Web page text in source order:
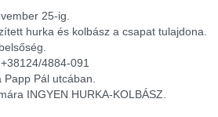
25-ig.
hurka és kolbász a csapat tulajdona.
4884-091
Pál utcában.
INGYEN HURKA-KOLBÁSZ.